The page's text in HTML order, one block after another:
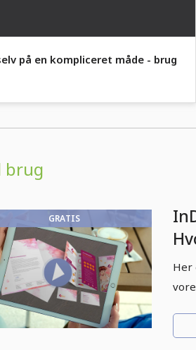
på en kompliceret måde - brug
brug
GRATIS
Her